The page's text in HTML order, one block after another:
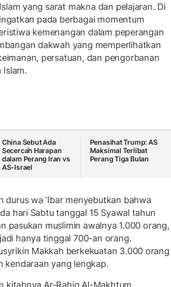
yang sarat makna dan pelajaran. Di
pada berbagai momentum
kemenangan dalam peperangan
dakwah yang memperlihatkan
persatuan, dan pengorbanan
Islam.
China Sebut Ada
Secercah Harapan
dalam Perang Iran vs
AS-Israel
Penasihat Trump: AS
Maksimal Terlibat
Perang Tiga Bulan
durus wa ‘Ibar menyebutkan bahwa
hari Sabtu tanggal 15 Syawal tahun
pasukan muslimin awalnya 1.000 orang,
hanya tinggal 700-an orang.
Makkah berkekuatan 3.000 orang
kendaraan yang lengkap.
kitabnya Ar-Rahiq Al-Makhtum